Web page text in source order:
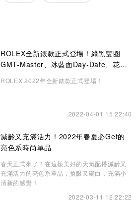
ROLEX全新錶款正式登場！綠黑雙圈
GMT-Master、冰藍面Day-Date、花卉
ROLEX 2022年全新錶款正式登場！
2022-04-01 15:22:40
減齡又充滿活力！2022年春夏必Get的
亮色系時尚單品
春天正式來了！在這樣美好的天氣配搭減齡又
充滿活力的亮色系單品，搶眼又顯白，充滿小
清新的感覺！
2022-03-11 12:22:22